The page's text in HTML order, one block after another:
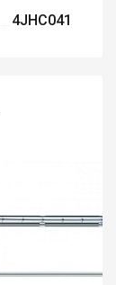
4JHC041